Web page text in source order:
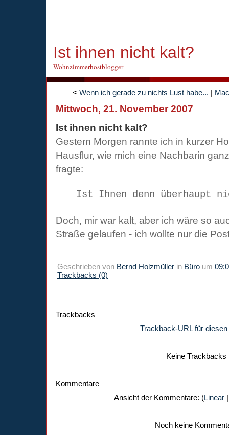
Ist ihnen nicht kalt?
Wohnzimmerhostblogger
< Wenn ich gerade zu nichts Lust habe... |
Mittwoch, 21. November 2007
Ist ihnen nicht kalt?
Gestern Morgen rannte ich in kurzer
Hausflur, wie mich eine Nachbarin
fragte:
Ist Ihnen denn überhaupt
Doch, mir war kalt, aber ich wäre so
Straße gelaufen - ich wollte nur die
Geschrieben von Bernd Holzmüller in Büro um
Trackbacks (0)
Trackbacks
Trackback-URL für diesen
Keine Trackbacks
Kommentare
Ansicht der Kommentare: (Linear
Noch keine